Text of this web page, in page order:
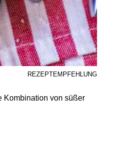
REZEPTEMPFEHLUNG
Kombination von süßer